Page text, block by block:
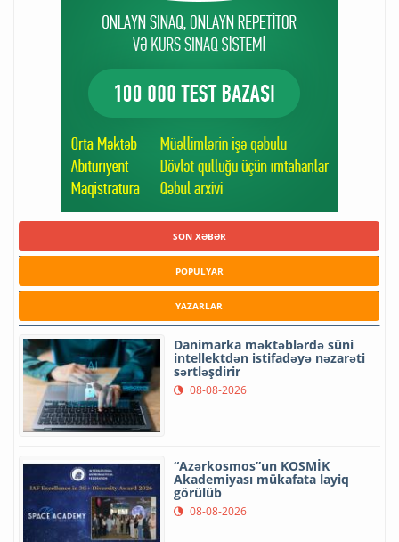
SON XƏBƏR
POPULYAR
YAZARLAR
Danimarka məktəblərdə süni
intellektdən istifadəyə nəzarəti
sərtləşdirir
08-08-2026
“Azərkosmos”un KOSMİK
Akademiyası mükafata layiq
görülüb
08-08-2026